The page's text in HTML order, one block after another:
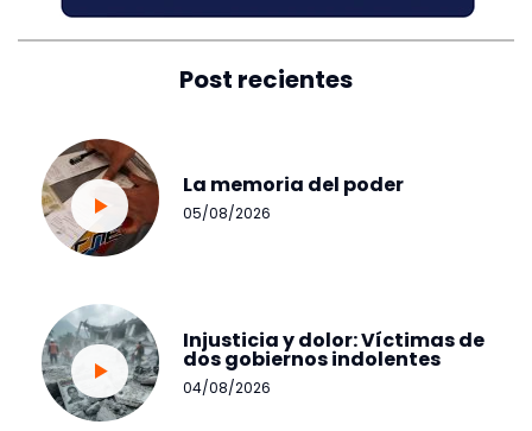
Post recientes
La memoria del poder
05/08/2026
Injusticia y dolor: Víctimas de
dos gobiernos indolentes
04/08/2026